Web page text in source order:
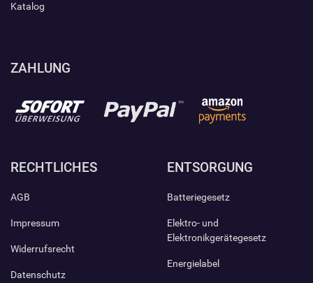
Katalog
ZAHLUNG
RECHTLICHES
AGB
Impressum
Widerrufsrecht
Datenschutz
ENTSORGUNG
Batteriegesetz
Elektro- und
Elektronikgerätegesetz
Energielabel